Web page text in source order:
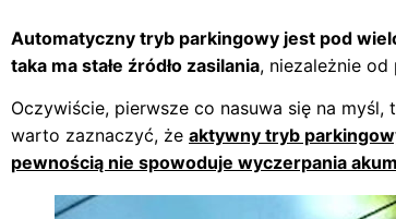
Automatyczny tryb parkingowy jest pod
taka ma stałe źródło zasilania, niezależnie
Oczywiście, pierwsze co nasuwa się na myśl,
warto zaznaczyć, że aktywny tryb
pewnością nie spowoduje wyczerpania